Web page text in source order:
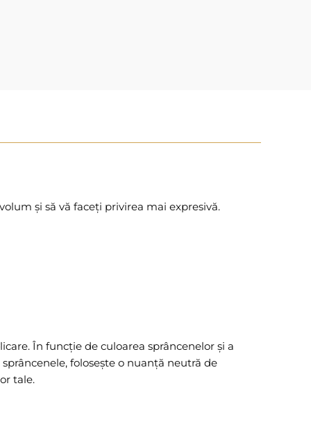
și să vă faceți privirea mai expresivă.
În funcție de culoarea sprâncenelor și a
folosește o nuanță neutră de
tale.